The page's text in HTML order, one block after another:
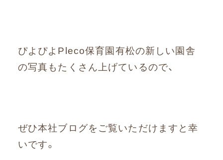
ぴよぴよPleco保育園有松の新しい園舎
の写真もたくさん上げているので、
ぜひ本社ブログをご覧いただけますと幸
いです。